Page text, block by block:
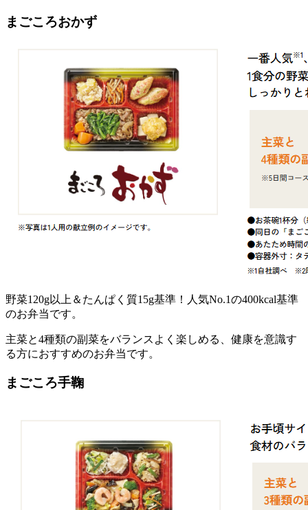
まごころおかず
野菜120g以上＆たんぱく質15g基準！人気No.1の400kcal基準
のお弁当です。
主菜と4種類の副菜をバランスよく楽しめる、健康を意識す
る方におすすめのお弁当です。
まごころ手鞠